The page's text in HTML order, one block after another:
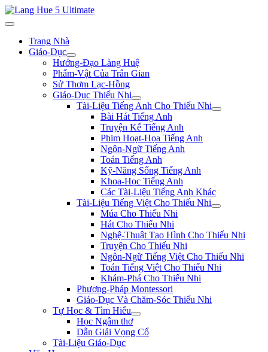
Trang Nhà
Giáo-Dục
Hướng-Đạo Làng Huệ
Phẩm-Vật Của Trân Gian
Sử Thơm Lạc-Hồng
Giáo-Dục Thiếu Nhi
Tài-Liệu Tiếng Anh Cho Thiếu Nhi
Bài Hát Tiếng Anh
Truyện Kể Tiếng Anh
Phim Hoạt-Họa Tiếng Anh
Ngôn-Ngữ Tiếng Anh
Toán Tiếng Anh
Kỹ-Năng Sống Tiếng Anh
Khoa-Học Tiếng Anh
Các Tài-Liệu Tiếng Anh Khác
Tài-Liệu Tiếng Việt Cho Thiếu Nhi
Múa Cho Thiếu Nhi
Hát Cho Thiếu Nhi
Nghệ-Thuật Tạo Hình Cho Thiếu Nhi
Truyện Cho Thiếu Nhi
Ngôn-Ngữ Tiếng Việt Cho Thiếu Nhi
Toán Tiếng Việt Cho Thiếu Nhi
Khám-Phá Cho Thiếu Nhi
Phương-Pháp Montessori
Giáo-Dục Và Chăm-Sóc Thiếu Nhi
Tự Học & Tìm Hiểu
Học Ngâm thơ
Dẫn Giải Vọng Cổ
Tài-Liệu Giáo-Dục